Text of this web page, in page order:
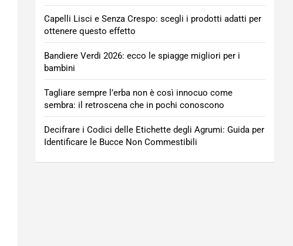
Capelli Lisci e Senza Crespo: scegli i prodotti adatti per
ottenere questo effetto
Bandiere Verdi 2026: ecco le spiagge migliori per i
bambini
Tagliare sempre l’erba non è così innocuo come
sembra: il retroscena che in pochi conoscono
Decifrare i Codici delle Etichette degli Agrumi: Guida per
Identificare le Bucce Non Commestibili